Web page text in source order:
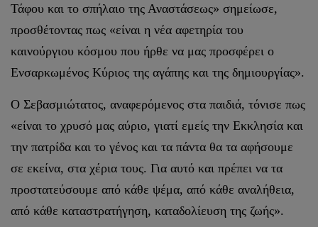
Τάφου και το σπήλαιο της Αναστάσεως» σημείωσε,
προσθέτοντας πως «είναι η νέα αφετηρία του
καινούργιου κόσμου που ήρθε να μας προσφέρει ο
Ενσαρκωμένος Κύριος της αγάπης και της δημιουργίας».
Ο Σεβασμιώτατος, αναφερόμενος στα παιδιά, τόνισε πως
«είναι το χρυσό μας αύριο, γιατί εμείς την Εκκλησία και
την πατρίδα και το γένος και τα πάντα θα τα αφήσουμε
σε εκείνα, στα χέρια τους. Για αυτό και πρέπει να τα
προστατεύσουμε από κάθε ψέμα, από κάθε αναλήθεια,
από κάθε καταστρατήγηση, καταδολίευση της ζωής».